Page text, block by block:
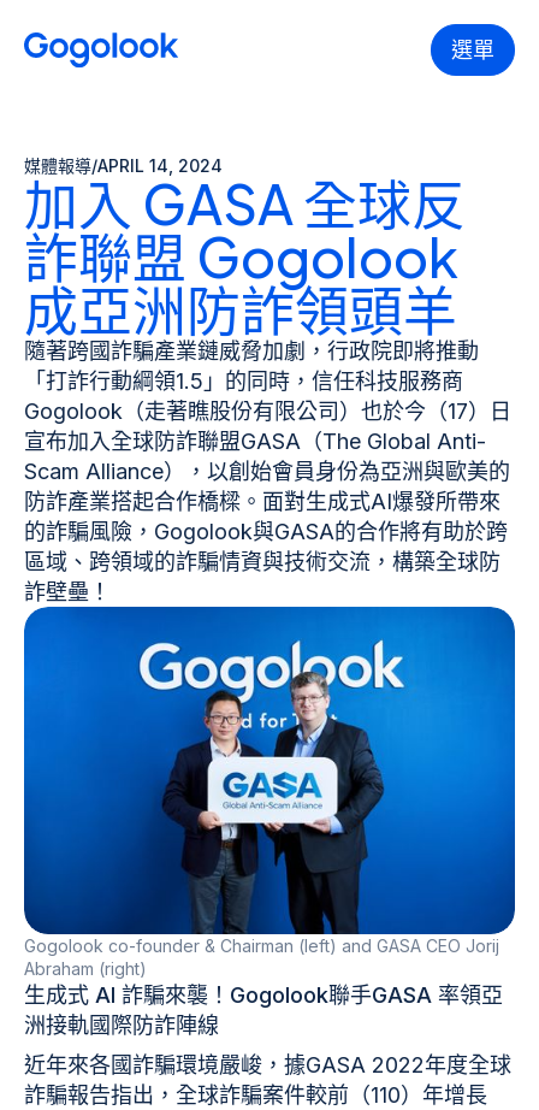
選單
媒體報導/APRIL 14, 2024
加入 GASA 全球反
詐聯盟 Gogolook
成亞洲防詐領頭羊
隨著跨國詐騙產業鏈威脅加劇，行政院即將推動
「打詐行動綱領1.5」的同時，信任科技服務商
Gogolook（走著瞧股份有限公司）也於今（17）日
宣布加入全球防詐聯盟GASA（The Global Anti-
Scam Alliance），以創始會員身份為亞洲與歐美的
防詐產業搭起合作橋樑。面對生成式AI爆發所帶來
的詐騙風險，Gogolook與GASA的合作將有助於跨
區域、跨領域的詐騙情資與技術交流，構築全球防
詐壁壘！
Gogolook co-founder & Chairman (left) and GASA CEO Jorij
Abraham (right)
生成式 AI 詐騙來襲！Gogolook聯手GASA 率領亞
洲接軌國際防詐陣線
近年來各國詐騙環境嚴峻，據GASA 2022年度全球
詐騙報告指出，全球詐騙案件較前（110）年增長